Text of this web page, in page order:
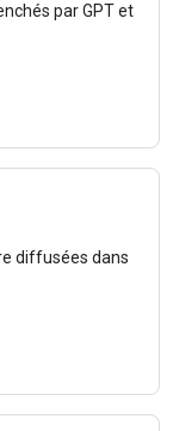
par GPT et
diffusées dans